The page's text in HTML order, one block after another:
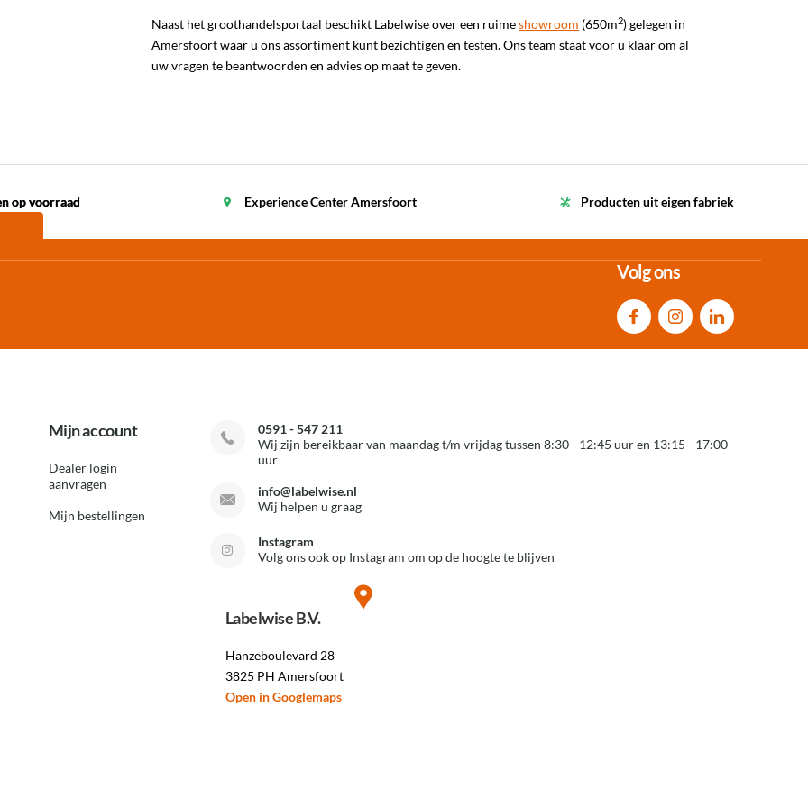
Naast het groothandelsportaal beschikt Labelwise over een ruimeshowroom (650m2) gelegen in
Amersfoort waar u ons assortiment kunt bezichtigen en testen. Ons team staat voor u klaar om al
uw vragen te beantwoorden en advies op maat te geven.
op voorraad Experience Center Amersfoort Producten uit eigen fabriek
op voorraad
Volg ons
Mijn account
Dealer login
aanvragen
Mijn bestellingen
0591 - 547 211
Wij zijn bereikbaar van maandag t/m vrijdag tussen 8:30 - 12:45 uur en 13:15 - 17:00
uur
info@labelwise.nl
Wij helpen u graag
Instagram
Volg ons ook op Instagram om op de hoogte te blijven
Labelwise B.V.
Hanzeboulevard 28
3825 PH Amersfoort
Open in Googlemaps